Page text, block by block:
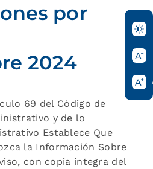
por
2024
69 del Código de
y de lo
Establece Que
la Información Sobre
con copia íntegra del